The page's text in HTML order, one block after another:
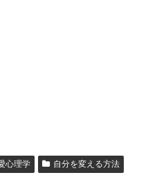
心理学
自分を変える方法